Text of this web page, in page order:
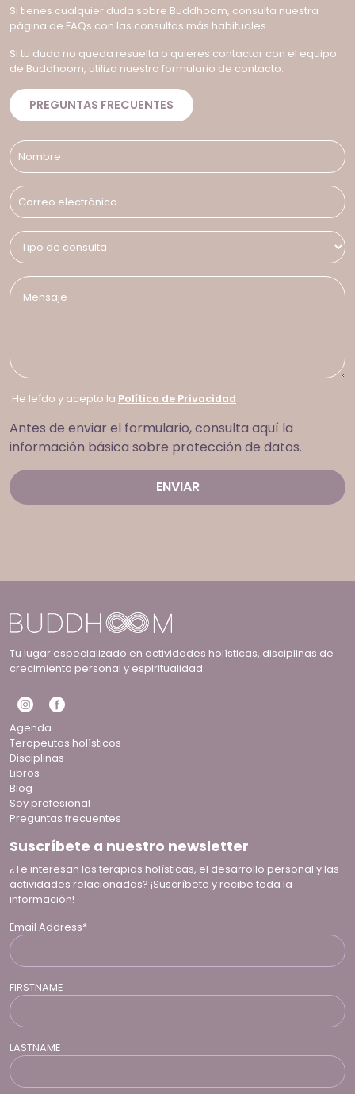
Si tienes cualquier duda sobre Buddhoom, consulta nuestra
página de FAQs con las consultas más habituales.
Si tu duda no queda resuelta o quieres contactar con el equipo
de Buddhoom, utiliza nuestro formulario de contacto.
PREGUNTAS FRECUENTES
He leído y acepto la Política de Privacidad
Antes de enviar el formulario, consulta aquí la
información básica sobre protección de datos.
Tu lugar especializado en actividades holísticas, disciplinas de
crecimiento personal y espiritualidad.
Agenda
Terapeutas holísticos
Disciplinas
Libros
Blog
Soy profesional
Preguntas frecuentes
Suscríbete a nuestro newsletter
¿Te interesan las terapias holísticas, el desarrollo personal y las
actividades relacionadas? ¡Suscríbete y recibe toda la
información!
Email Address*
FIRSTNAME
LASTNAME